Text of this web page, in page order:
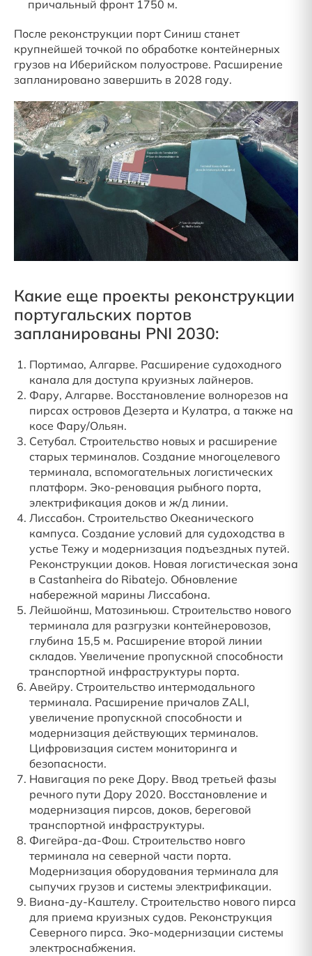
причальный фронт 1750 м.
После реконструкции порт Синиш станет
крупнейшей точкой по обработке контейнерных
грузов на Иберийском полуострове. Расширение
запланировано завершить в 2028 году.
Какие еще проекты реконструкции
португальских портов
запланированы PNI 2030:
Портимао, Алгарве. Расширение судоходного
канала для доступа круизных лайнеров.
Фару, Алгарве. Восстановление волнорезов на
пирсах островов Дезерта и Кулатра, а также на
косе Фару/Ольян.
Сетубал. Строительство новых и расширение
старых терминалов. Создание многоцелевого
терминала, вспомогательных логистических
платформ. Эко-реновация рыбного порта,
электрификация доков и ж/д линии.
Лиссабон. Строительство Океанического
кампуса. Создание условий для судоходства в
устье Тежу и модернизация подъездных путей.
Реконструкции доков. Новая логистическая зона
в Castanheira do Ribatejo. Обновление
набережной марины Лиссабона.
Лейшойнш, Матозиньюш. Строительство нового
терминала для разгрузки контейнеровозов,
глубина 15,5 м. Расширение второй линии
складов. Увеличение пропускной способности
транспортной инфраструктуры порта.
Авейру. Строительство интермодального
терминала. Расширение причалов ZALI,
увеличение пропускной способности и
модернизация действующих терминалов.
Цифровизация систем мониторинга и
безопасности.
Навигация по реке Дору. Ввод третьей фазы
речного пути Дору 2020. Восстановление и
модернизация пирсов, доков, береговой
транспортной инфраструктуры.
Фигейра-да-Фош. Строительство новго
терминала на северной части порта.
Модернизация оборудования терминала для
сыпучих грузов и системы электрификации.
Виана-ду-Каштелу. Строительство нового пирса
для приема круизных судов. Реконструкция
Северного пирса. Эко-модернизации системы
электроснабжения.